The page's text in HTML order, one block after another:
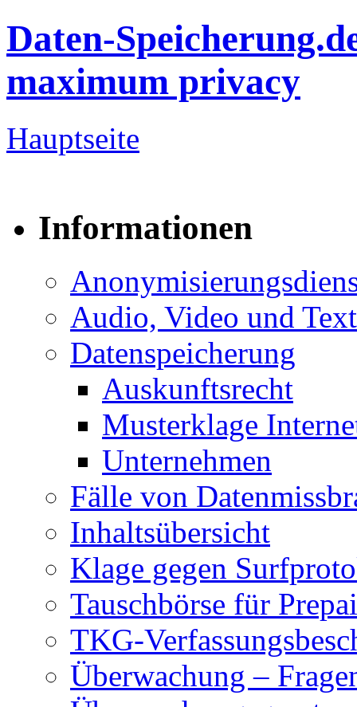
Daten-
maximum privacy
Hauptseite
Informationen
Audio, Video und Text
Datenspeicherung
Auskunftsrecht
Musterklage
Unternehmen
Fälle von
Inhaltsübersicht
Klage gegen
Tauschbörse für
TKG-
Überwachung –